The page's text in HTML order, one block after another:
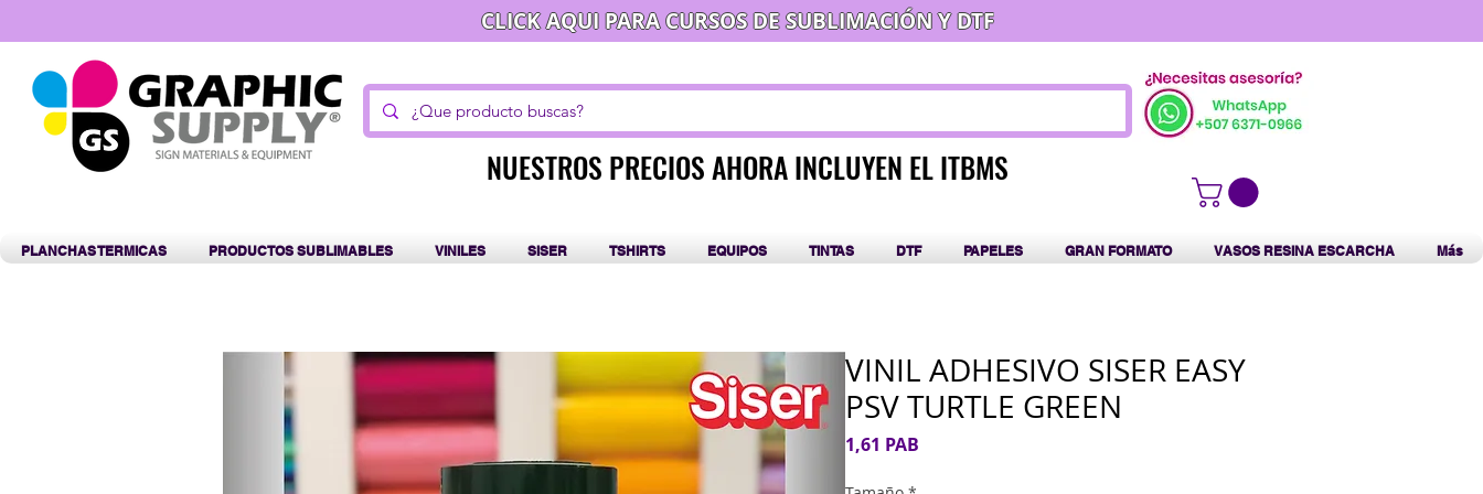
CLICK AQUI PARA CURSOS DE SUBLIMACIÓN Y DTF
NUESTROS PRECIOS AHORA INCLUYEN EL ITBMS
NUESTROS PRECIOS AHORA INCLUYEN EL ITBMS
PLANCHAS TERMICAS PRODUCTOS SUBLIMABLES VINILES SISER TSHIRTS EQUIPOS TINTAS DTF PAPELES GRAN FORMATO VASOS RESINA ESCARCHA Más
VINIL ADHESIVO SISER EASY
PSV TURTLE GREEN
1,61 PAB